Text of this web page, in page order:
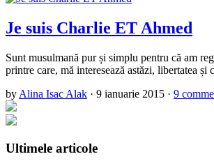
Je suis Charlie ET Ahmed
Sunt musulmană pur și simplu pentru că am
printre care, mă interesează astăzi, libertatea
by Alina Isac Alak · 9 ianuarie 2015 · 9
Ultimele articole